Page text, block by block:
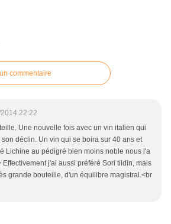
commentaire
22:22
Une nouvelle fois avec un vin italien qui
déclin. Un vin qui se boira sur 40 ans et
Lichine au pédigré bien moins noble nous l'a
Effectivement j'ai aussi préféré Sori tildin, mais
grande bouteille, d'un équilibre magistral.<br